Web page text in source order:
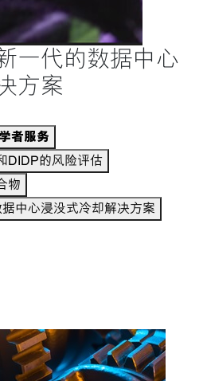
一代的数据中心
方案
者服务
DIDP的风险评估
物
中心浸没式冷却解决方案